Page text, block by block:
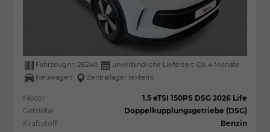
Fahrzeugnr.: 26240
unverbindliche Lieferzeit: Ca. 4 Monate
Neuwagen
Zentrallager (extern)
Motor
1.5 eTSI 150PS DSG 2026 Life
Getriebe
Doppelkupplungsgetriebe (DSG)
Kraftstoff
Benzin